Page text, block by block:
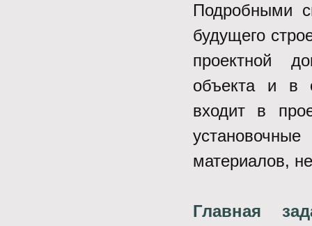
Подробными
будущего
проектной
объекта и в
входит в
материалов,
Главная